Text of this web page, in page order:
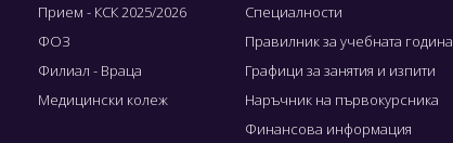
Прием - КСК 2025/2026
ФОЗ
Филиал - Враца
Медицински колеж
Специалности
Правилник за учебната година
Графици за занятия и изпити
Наръчник на първокурсника
Финансова информация